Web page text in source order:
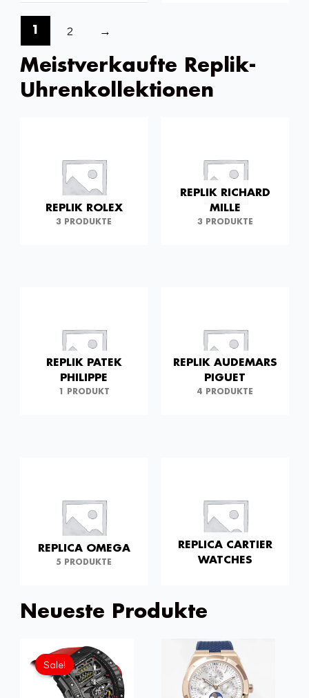
1 2 →
Meistverkaufte Replik-
Uhrenkollektionen
REPLIK ROLEX
3 PRODUKTE
REPLIK RICHARD
MILLE
3 PRODUKTE
REPLIK PATEK
PHILIPPE
1 PRODUKT
REPLIK AUDEMARS
PIGUET
4 PRODUKTE
REPLICA OMEGA
5 PRODUKTE
REPLICA CARTIER
WATCHES
Neueste Produkte
Sale!
Ursprünglicher
Preis
war:
£1,806.00
Aktueller
Preis
ist:
£1,204.00.